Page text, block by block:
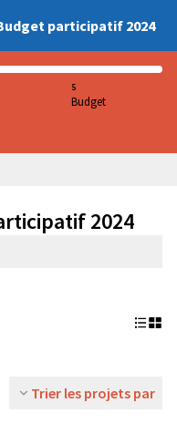
participatif 2024
5
Budget
2024
Trier les projets par